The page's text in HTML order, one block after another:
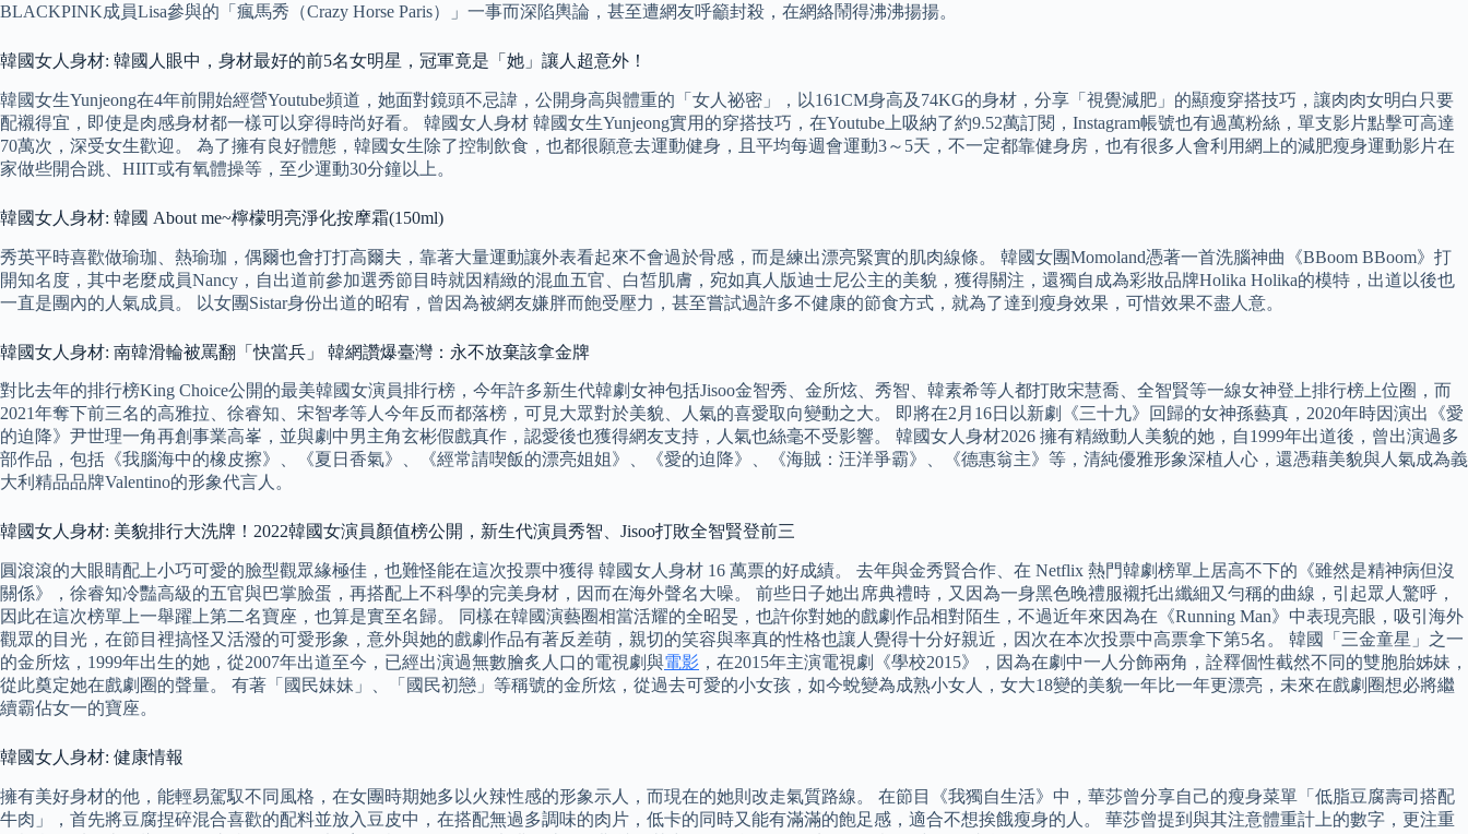
BLACKPINK成員Lisa參與的「瘋馬秀（Crazy Horse Paris）」一事而深陷輿論，甚至遭網友呼籲封殺，在網絡鬧得沸沸揚揚。
韓國女人身材: 韓國人眼中，身材最好的前5名女明星，冠軍竟是「她」讓人超意外！
韓國女生Yunjeong在4年前開始經營Youtube頻道，她面對鏡頭不忌諱，公開身高與體重的「女人祕密」，以161CM身高及74KG的身材，分享「視覺減肥」的顯瘦穿搭技巧，讓肉肉女明白只要
配襯得宜，即使是肉感身材都一樣可以穿得時尚好看。 韓國女人身材 韓國女生Yunjeong實用的穿搭技巧，在Youtube上吸納了約9.52萬訂閱，Instagram帳號也有過萬粉絲，單支影片點擊可高達
70萬次，深受女生歡迎。 為了擁有良好體態，韓國女生除了控制飲食，也都很願意去運動健身，且平均每週會運動3～5天，不一定都靠健身房，也有很多人會利用網上的減肥瘦身運動影片在
家做些開合跳、HIIT或有氧體操等，至少運動30分鐘以上。
韓國女人身材: 韓國 About me~檸檬明亮淨化按摩霜(150ml)
秀英平時喜歡做瑜珈、熱瑜珈，偶爾也會打打高爾夫，靠著大量運動讓外表看起來不會過於骨感，而是練出漂亮緊實的肌肉線條。 韓國女團Momoland憑著一首洗腦神曲《BBoom BBoom》打
開知名度，其中老麼成員Nancy，自出道前參加選秀節目時就因精緻的混血五官、白皙肌膚，宛如真人版迪士尼公主的美貌，獲得關注，還獨自成為彩妝品牌Holika Holika的模特，出道以後也
一直是團內的人氣成員。 以女團Sistar身份出道的昭宥，曾因為被網友嫌胖而飽受壓力，甚至嘗試過許多不健康的節食方式，就為了達到瘦身效果，可惜效果不盡人意。
韓國女人身材: 南韓滑輪被罵翻「快當兵」 韓網讚爆臺灣：永不放棄該拿金牌
對比去年的排行榜King Choice公開的最美韓國女演員排行榜，今年許多新生代韓劇女神包括Jisoo金智秀、金所炫、秀智、韓素希等人都打敗宋慧喬、全智賢等一線女神登上排行榜上位圈，而
2021年奪下前三名的高雅拉、徐睿知、宋智孝等人今年反而都落榜，可見大眾對於美貌、人氣的喜愛取向變動之大。 即將在2月16日以新劇《三十九》回歸的女神孫藝真，2020年時因演出《愛
的迫降》尹世理一角再創事業高峯，並與劇中男主角玄彬假戲真作，認愛後也獲得網友支持，人氣也絲毫不受影響。 韓國女人身材2026 擁有精緻動人美貌的她，自1999年出道後，曾出演過多
部作品，包括《我腦海中的橡皮擦》、《夏日香氣》、《經常請喫飯的漂亮姐姐》、《愛的迫降》、《海賊：汪洋爭霸》、《德惠翁主》等，清純優雅形象深植人心，還憑藉美貌與人氣成為義
大利精品品牌Valentino的形象代言人。
韓國女人身材: 美貌排行大洗牌！2022韓國女演員顏值榜公開，新生代演員秀智、Jisoo打敗全智賢登前三
圓滾滾的大眼睛配上小巧可愛的臉型觀眾緣極佳，也難怪能在這次投票中獲得 韓國女人身材 16 萬票的好成績。 去年與金秀賢合作、在 Netflix 熱門韓劇榜單上居高不下的《雖然是精神病但沒
關係》，徐睿知冷豔高級的五官與巴掌臉蛋，再搭配上不科學的完美身材，因而在海外聲名大噪。 前些日子她出席典禮時，又因為一身黑色晚禮服襯托出纖細又勻稱的曲線，引起眾人驚呼，
因此在這次榜單上一舉躍上第二名寶座，也算是實至名歸。 同樣在韓國演藝圈相當活耀的全昭旻，也許你對她的戲劇作品相對陌生，不過近年來因為在《Running Man》中表現亮眼，吸引海外
觀眾的目光，在節目裡搞怪又活潑的可愛形象，意外與她的戲劇作品有著反差萌，親切的笑容與率真的性格也讓人覺得十分好親近，因次在本次投票中高票拿下第5名。 韓國「三金童星」之一
的金所炫，1999年出生的她，從2007年出道至今，已經出演過無數膾炙人口的電視劇與電影 ，在2015年主演電視劇《學校2015》，因為在劇中一人分飾兩角，詮釋個性截然不同的雙胞胎姊妹，
從此奠定她在戲劇圈的聲量。 有著「國民妹妹」、「國民初戀」等稱號的金所炫，從過去可愛的小女孩，如今蛻變為成熟小女人，女大18變的美貌一年比一年更漂亮，未來在戲劇圈想必將繼
續霸佔女一的寶座。
韓國女人身材: 健康情報
擁有美好身材的他，能輕易駕馭不同風格，在女團時期她多以火辣性感的形象示人，而現在的她則改走氣質路線。 在節目《我獨自生活》中，華莎曾分享自己的瘦身菜單「低脂豆腐壽司搭配
牛肉」，首先將豆腐捏碎混合喜歡的配料並放入豆皮中，在搭配無過多調味的肉片，低卡的同時又能有滿滿的飽足感，適合不想挨餓瘦身的人。 華莎曾提到與其注意體重計上的數字，更注重